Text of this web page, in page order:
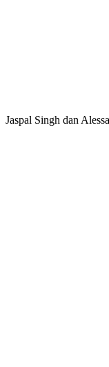
Jaspal Singh dan